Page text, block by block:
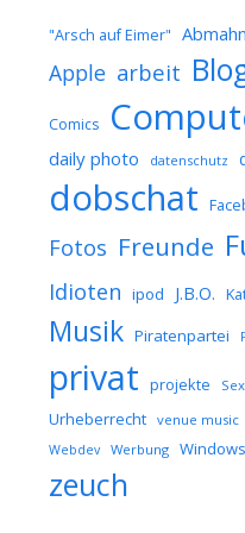
"Arsch auf Eimer"
Apple arbeit
Comics
daily photo datenschutz
dobschat
Fotos Freunde
Idioten ipod J.B.O.
Musik Piratenpartei
privat projekte Sex
Urheberrecht venue music
Webdev Werbung Windows
zeuch